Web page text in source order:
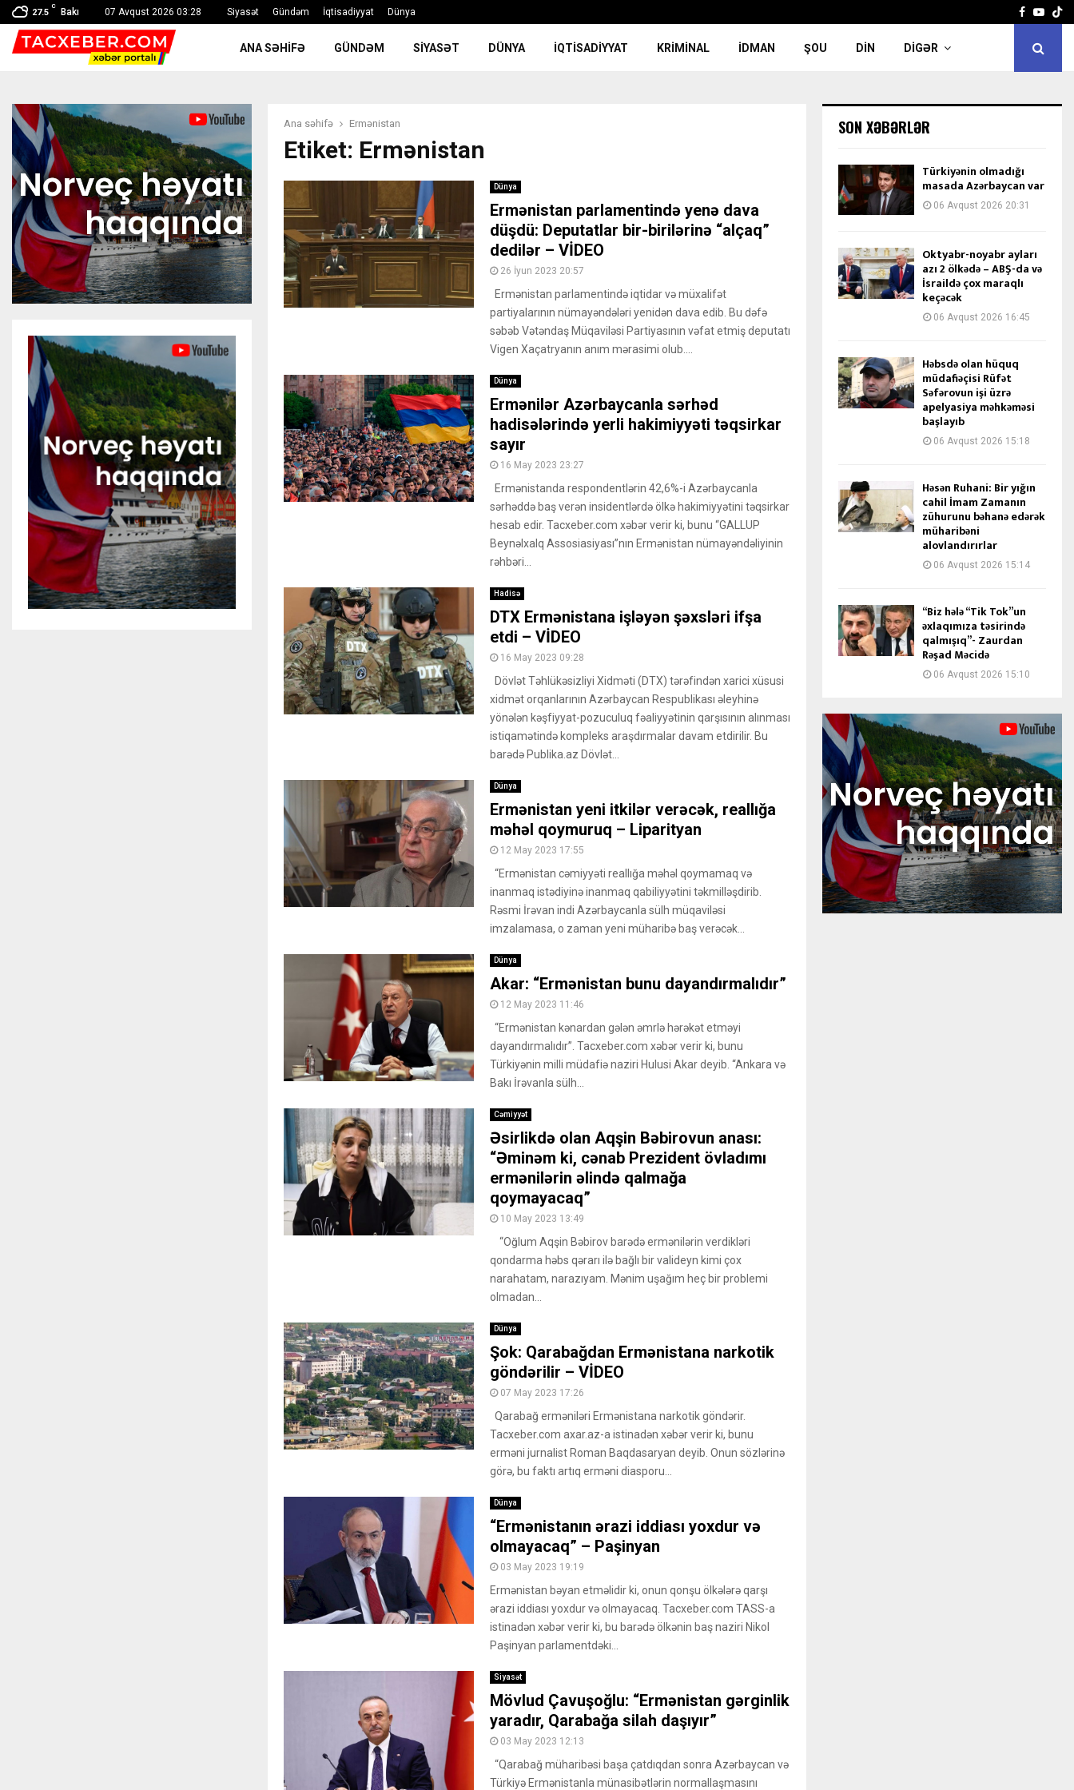
27.5
C
Bakı 07 Avqust 2026 03:28 Siyasət Gündəm İqtisadiyyat Dünya Facebook
ANA SƏHIFƏ GÜNDƏM SIYASƏT DÜNYA İQTISADIYYAT KRIMINAL İDMAN ŞOU DIN DIGƏR
Ana səhifə Ermənistan
Etiket: Ermənistan
Dünya
Ermənistan parlamentində yenə dava
düşdü: Deputatlar bir-birilərinə “alçaq”
dedilər – VİDEO
26 İyun 2023 20:57
Ermənistan parlamentində iqtidar və müxalifət
partiyalarının nümayəndələri yenidən dava edib. Bu dəfə
səbəb Vətəndaş Müqaviləsi Partiyasının vəfat etmiş deputatı
Vigen Xaçatryanın anım mərasimi olub....
Dünya
Ermənilər Azərbaycanla sərhəd
hadisələrində yerli hakimiyyəti təqsirkar
sayır
16 May 2023 23:27
Ermənistanda respondentlərin 42,6%-i Azərbaycanla
sərhəddə baş verən insidentlərdə ölkə hakimiyyətini təqsirkar
hesab edir. Tacxeber.com xəbər verir ki, bunu “GALLUP
Beynəlxalq Assosiasiyası”nın Ermənistan nümayəndəliyinin
rəhbəri...
Hadisə
DTX Ermənistana işləyən şəxsləri ifşa
etdi – VİDEO
16 May 2023 09:28
Dövlət Təhlükəsizliyi Xidməti (DTX) tərəfindən xarici xüsusi
xidmət orqanlarının Azərbaycan Respublikası əleyhinə
yönələn kəşfiyyat-pozuculuq fəaliyyətinin qarşısının alınması
istiqamətində kompleks araşdırmalar davam etdirilir. Bu
barədə Publika.az Dövlət...
Dünya
Ermənistan yeni itkilər verəcək, reallığa
məhəl qoymuruq – Liparityan
12 May 2023 17:55
“Ermənistan cəmiyyəti reallığa məhəl qoymamaq və
inanmaq istədiyinə inanmaq qabiliyyətini təkmilləşdirib.
Rəsmi İrəvan indi Azərbaycanla sülh müqaviləsi
imzalamasa, o zaman yeni müharibə baş verəcək...
Dünya
Akar: “Ermənistan bunu dayandırmalıdır”
12 May 2023 11:46
“Ermənistan kənardan gələn əmrlə hərəkət etməyi
dayandırmalıdır”. Tacxeber.com xəbər verir ki, bunu
Türkiyənin milli müdafiə naziri Hulusi Akar deyib. “Ankara və
Bakı İrəvanla sülh...
Cəmiyyət
Əsirlikdə olan Aqşin Bəbirovun anası:
“Əminəm ki, cənab Prezident övladımı
ermənilərin əlində qalmağa
qoymayacaq”
10 May 2023 13:49
“Oğlum Aqşin Bəbirov barədə ermənilərin verdikləri
qondarma həbs qərarı ilə bağlı bir valideyn kimi çox
narahatam, narazıyam. Mənim uşağım heç bir problemi
olmadan...
Dünya
Şok: Qarabağdan Ermənistana narkotik
göndərilir – VİDEO
07 May 2023 17:26
Qarabağ erməniləri Ermənistana narkotik göndərir.
Tacxeber.com axar.az-a istinadən xəbər verir ki, bunu
erməni jurnalist Roman Baqdasaryan deyib. Onun sözlərinə
görə, bu faktı artıq erməni diasporu...
Dünya
“Ermənistanın ərazi iddiası yoxdur və
olmayacaq” – Paşinyan
03 May 2023 19:19
Ermənistan bəyan etməlidir ki, onun qonşu ölkələrə qarşı
ərazi iddiası yoxdur və olmayacaq. Tacxeber.com TASS-a
istinadən xəbər verir ki, bu barədə ölkənin baş naziri Nikol
Paşinyan parlamentdəki...
Siyasət
Mövlud Çavuşoğlu: “Ermənistan gərginlik
yaradır, Qarabağa silah daşıyır”
03 May 2023 12:13
“Qarabağ müharibəsi başa çatdıqdan sonra Azərbaycan və
Türkiyə Ermənistanla münasibətlərin normallaşmasını
SON XƏBƏRLƏR
Türkiyənin olmadığı
masada Azərbaycan var
06 Avqust 2026 20:31
Oktyabr-noyabr ayları
azı 2 ölkədə – ABŞ-da və
İsraildə çox maraqlı
keçəcək
06 Avqust 2026 16:45
Həbsdə olan hüquq
müdafiəçisi Rüfət
Səfərovun işi üzrə
apelyasiya məhkəməsi
başlayıb
06 Avqust 2026 15:18
Həsən Ruhani: Bir yığın
cahil İmam Zamanın
zühurunu bəhanə edərək
müharibəni
alovlandırırlar
06 Avqust 2026 15:14
“Biz hələ “Tik Tok”un
əxlaqımıza təsirində
qalmışıq”- Zaurdan
Rəşad Məcidə
06 Avqust 2026 15:10